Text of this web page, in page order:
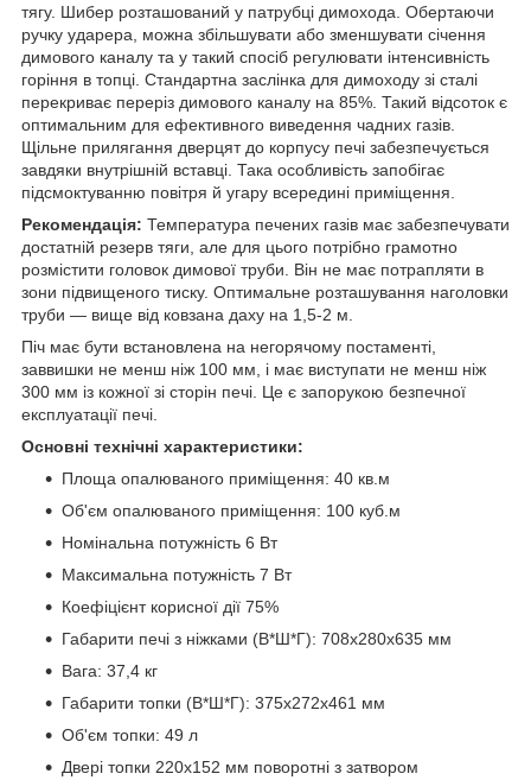
тягу. Шибер розташований у патрубці димохода. Обертаючи
ручку ударера, можна збільшувати або зменшувати січення
димового каналу та у такий спосіб регулювати інтенсивність
горіння в топці. Стандартна заслінка для димоходу зі сталі
перекриває переріз димового каналу на 85%. Такий відсоток є
оптимальним для ефективного виведення чадних газів.
Щільне прилягання дверцят до корпусу печі забезпечується
завдяки внутрішній вставці. Така особливість запобігає
підсмоктуванню повітря й угару всередині приміщення.
Рекомендація: Температура печених газів має забезпечувати
достатній резерв тяги, але для цього потрібно грамотно
розмістити головок димової труби. Він не має потрапляти в
зони підвищеного тиску. Оптимальне розташування наголовки
труби — вище від ковзана даху на 1,5-2 м.
Піч має бути встановлена на негорячому постаменті,
заввишки не менш ніж 100 мм, і має виступати не менш ніж
300 мм із кожної зі сторін печі. Це є запорукою безпечної
експлуатації печі.
Основні технічні характеристики:
Площа опалюваного приміщення: 40 кв.м
Об'єм опалюваного приміщення: 100 куб.м
Номінальна потужність 6 Вт
Максимальна потужність 7 Вт
Коефіцієнт корисної дії 75%
Габарити печі з ніжками (В*Ш*Г): 708х280х635 мм
Вага: 37,4 кг
Габарити топки (В*Ш*Г): 375х272х461 мм
Об'єм топки: 49 л
Двері топки 220х152 мм поворотні з затвором